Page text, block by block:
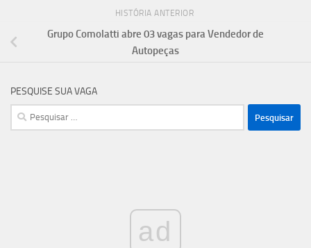
HISTÓRIA ANTERIOR
Grupo Comolatti abre 03 vagas para Vendedor de
Autopeças
PESQUISE SUA VAGA
Pesquisar
por:
ad